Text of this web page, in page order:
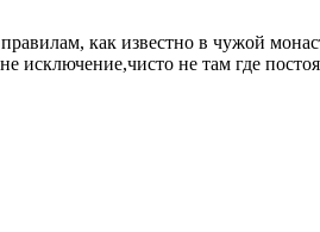
как известно в чужой
исключение,чисто не там где